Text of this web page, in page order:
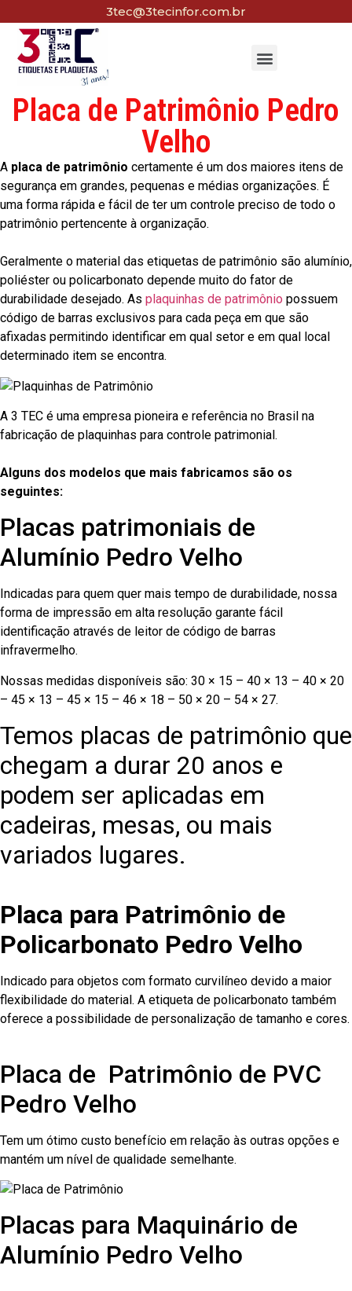
3tec@3tecinfor.com.br
Placa de Patrimônio Pedro
Velho
A placa de patrimônio certamente é um dos maiores itens de
segurança em grandes, pequenas e médias organizações. É
uma forma rápida e fácil de ter um controle preciso de todo o
patrimônio pertencente à organização.
Geralmente o material das etiquetas de patrimônio são alumínio,
poliéster ou policarbonato depende muito do fator de
durabilidade desejado. As plaquinhas de patrimônio possuem
código de barras exclusivos para cada peça em que são
afixadas permitindo identificar em qual setor e em qual local
determinado item se encontra.
A 3 TEC é uma empresa pioneira e referência no Brasil na
fabricação de plaquinhas para controle patrimonial.
Alguns dos modelos que mais fabricamos são os
seguintes:
Placas patrimoniais de
Alumínio Pedro Velho
Indicadas para quem quer mais tempo de durabilidade, nossa
forma de impressão em alta resolução garante fácil
identificação através de leitor de código de barras
infravermelho.
Nossas medidas disponíveis são: 30 × 15 – 40 × 13 – 40 × 20
– 45 × 13 – 45 × 15 – 46 × 18 – 50 × 20 – 54 × 27.
Temos placas de patrimônio que
chegam a durar 20 anos e
podem ser aplicadas em
cadeiras, mesas, ou mais
variados lugares.
Placa para Patrimônio de
Policarbonato Pedro Velho
Indicado para objetos com formato curvilíneo devido a maior
flexibilidade do material. A etiqueta de policarbonato também
oferece a possibilidade de personalização de tamanho e cores.
Placa de Patrimônio de PVC
Pedro Velho
Tem um ótimo custo benefício em relação às outras opções e
mantém um nível de qualidade semelhante.
Placas para Maquinário de
Alumínio Pedro Velho